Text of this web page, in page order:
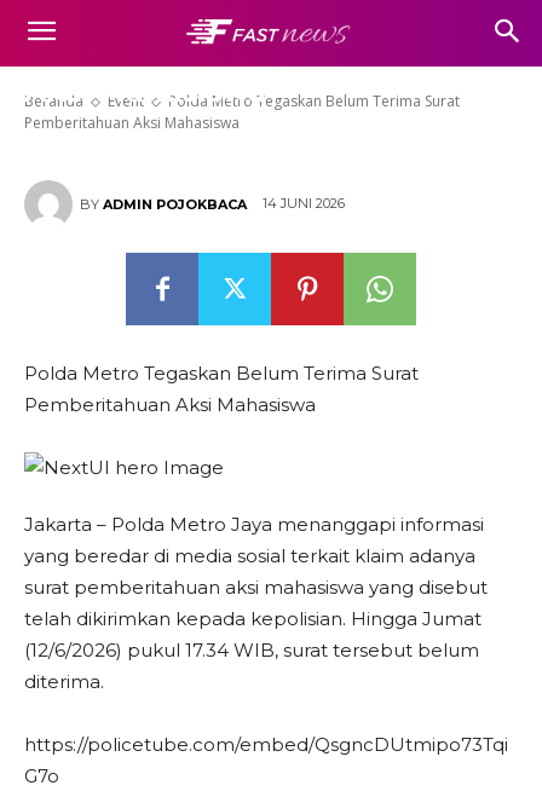
Beranda Event
Polda Metro Tegaskan Belum Terima Surat
Pemberitahuan Aksi Mahasiswa
Polda Metro Tegaskan Belum
Terima Surat Pemberitahuan
Aksi Mahasiswa
BY ADMIN POJOKBACA 14 JUNI 2026
Polda Metro Tegaskan Belum Terima Surat
Pemberitahuan Aksi Mahasiswa
Jakarta – Polda Metro Jaya menanggapi informasi
yang beredar di media sosial terkait klaim adanya
surat pemberitahuan aksi mahasiswa yang disebut
telah dikirimkan kepada kepolisian. Hingga Jumat
(12/6/2026) pukul 17.34 WIB, surat tersebut belum
diterima.
https://policetube.com/embed/QsgncDUtmipo73Tqi
G7o